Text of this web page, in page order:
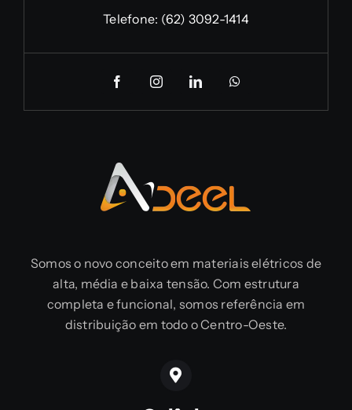
Telefone: (62) 3092-1414
Somos o novo conceito em materiais elétricos de
alta, média e baixa tensão. Com estrutura
completa e funcional, somos referência em
distribuição em todo o Centro-Oeste.